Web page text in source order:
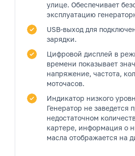
улице. Обеспечивает
эксплуатацию
USB-выход для
зарядки.
Цифровой дисплей в
времени показывает
напряжение, частота,
моточасов.
Индикатор низкого
Генератор не заведется
недостаточном
картере, информация о
масла отображается на